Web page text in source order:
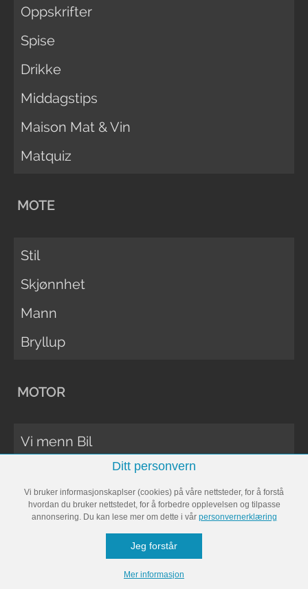
Oppskrifter
Spise
Drikke
Middagstips
Maison Mat & Vin
Matquiz
MOTE
Stil
Skjønnhet
Mann
Bryllup
MOTOR
Vi menn Bil
Vi Menn Båt
Ditt personvern
Vi bruker informasjonskaplser (cookies) på våre nettsteder, for å forstå
hvordan du bruker nettstedet, for å forbedre opplevelsen og tilpasse
annonsering. Du kan lese mer om dette i vår personvernerklæring
Jeg forstår
Mer informasjon